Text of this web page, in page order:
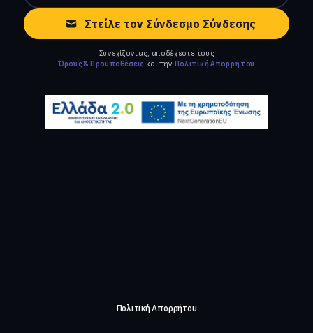
Στείλε τον Σύνδεσμο Σύνδεσης
Συνεχίζοντας, αποδέχεστε τους
Όρους & Προϋποθέσεις και την Πολιτική Απορρήτου
Πολιτική Απορρήτου